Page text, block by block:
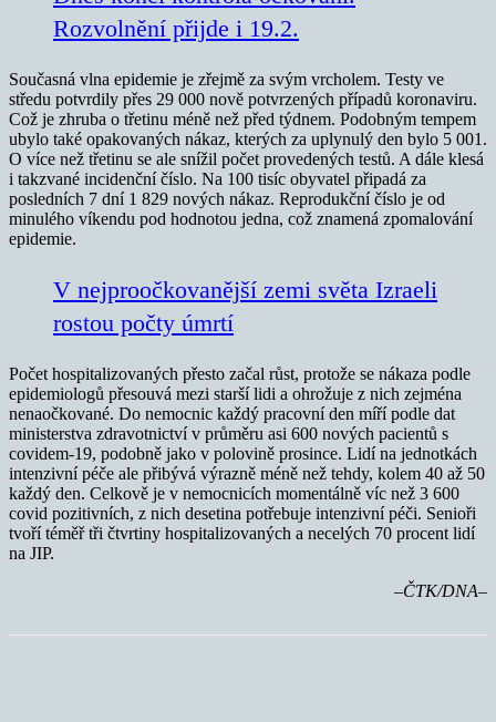
Rozvolnění přijde i 19.2.
Současná vlna epidemie je zřejmě za svým vrcholem. Testy ve
středu potvrdily přes 29 000 nově potvrzených případů koronaviru.
Což je zhruba o třetinu méně než před týdnem. Podobným tempem
ubylo také opakovaných nákaz, kterých za uplynulý den bylo 5 001.
O více než třetinu se ale snížil počet provedených testů. A dále klesá
i takzvané incidenční číslo. Na 100 tisíc obyvatel připadá za
posledních 7 dní 1 829 nových nákaz. Reprodukční číslo je od
minulého víkendu pod hodnotou jedna, což znamená zpomalování
epidemie.
V nejproočkovanější zemi světa Izraeli
rostou počty úmrtí
Počet hospitalizovaných přesto začal růst, protože se nákaza podle
epidemiologů přesouvá mezi starší lidi a ohrožuje z nich zejména
nenaočkované. Do nemocnic každý pracovní den míří podle dat
ministerstva zdravotnictví v průměru asi 600 nových pacientů s
covidem-19, podobně jako v polovině prosince. Lidí na jednotkách
intenzivní péče ale přibývá výrazně méně než tehdy, kolem 40 až 50
každý den. Celkově je v nemocnicích momentálně víc než 3 600
covid pozitivních, z nich desetina potřebuje intenzivní péči. Senioři
tvoří téměř tři čtvrtiny hospitalizovaných a necelých 70 procent lidí
na JIP.
–ČTK/DNA–